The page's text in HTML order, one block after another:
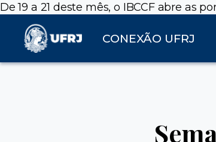
De 19 a 21 deste mês, o IBCCF abre as
CONEXÃO UFRJ